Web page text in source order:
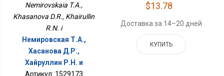
Nemirovskaia T.A.,
Khasanova D.R., Khairullin
R.N. i
Немировская Т.А.,
Хасанова Д.Р.,
Хайруллин Р.Н. и
Артикул: 1529173
$13.78
Доставка за 14–20 дней
КУПИТЬ